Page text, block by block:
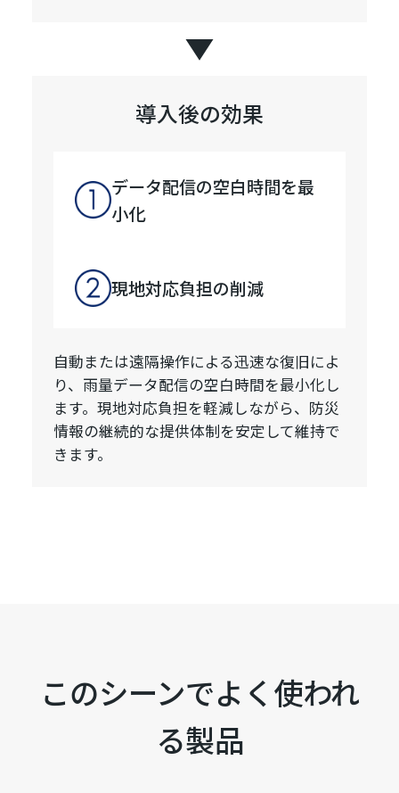
導入後の効果
データ配信の空白時間を最
小化
現地対応負担の削減
自動または遠隔操作による迅速な復旧によ
り、雨量データ配信の空白時間を最小化し
ます。現地対応負担を軽減しながら、防災
情報の継続的な提供体制を安定して維持で
きます。
このシーンでよく使われ
る製品